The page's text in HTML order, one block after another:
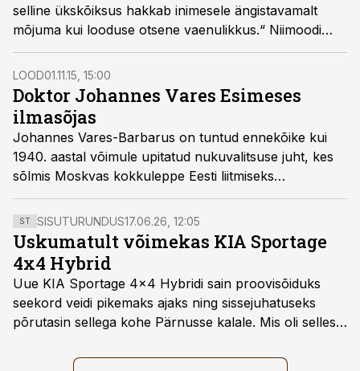
selline ükskõiksus hakkab inimesele ängistavamalt
mõjuma kui looduse otsene vaenulikkus.“ Niimoodi
kirjeldatakse lõunamandrit Andres Söödi filmis
„Enderby valge maa“. See ükskõiksusega ängistav
igavese külma kuningriik on inimeste – ka eestlaste –
meeli köitnud sajandeid.
LOOD01.11.15, 15:00
Doktor Johannes Vares Esimeses
ilmasõjas
Johannes Vares-Barbarus on tuntud ennekõike kui
1940. aastal võimule upitatud nukuvalitsuse juht, kes
sõlmis Moskvas kokkuleppe Eesti liitmiseks
Nõukogude Liiduga. Vähem teatakse ta luulet ning
veelgi vähem seda, et valdava osa elust tegutses
Barbarus doktor Varesena, jõudes osaleda
rindearstina ka Esimeses maailmasõjas.
ST SISUTURUNDUS17.06.26, 12:05
Uskumatult võimekas KIA Sportage
4x4 Hybrid
Uue KIA Sportage 4x4 Hybridi sain proovisõiduks
seekord veidi pikemaks ajaks ning sissejuhatuseks
põrutasin sellega kohe Pärnusse kalale. Mis oli selles
läbi järgnev lugu.